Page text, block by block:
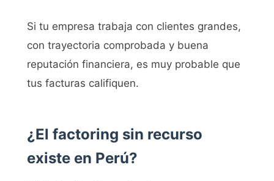
Si tu empresa trabaja con clientes grandes,
con trayectoria comprobada y buena
reputación financiera, es muy probable que
tus facturas califiquen.
¿El factoring sin recurso
existe en Perú?